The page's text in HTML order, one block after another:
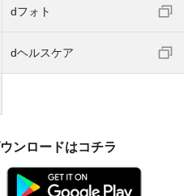
dフォト
dヘルスケア
ンロードはコチラ